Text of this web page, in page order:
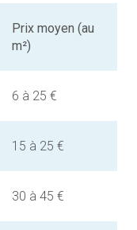
Prix moyen (au
m²)
6 à 25 €
15 à 25 €
30 à 45 €